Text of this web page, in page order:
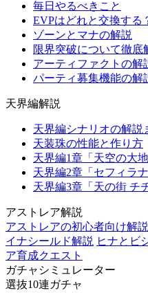
毎日やるべきこと
EVPはどれと交換する
ゾーンとマナの解説
限界突破について徹底
アーティファクトの解
パーティ募集機能の解
天界編解説
天界編シナリオの解説
天装珠の性能と作り方
天界編1章「天空の大地
天界編2章「セフィラ
天界編3章「天の街 チ
アストレア解説
アストレアの初心者向け解説
イナシールド解説 ヒナとビ
ア育成クエスト
ガチャシミュレーター
選抜10連ガチャ